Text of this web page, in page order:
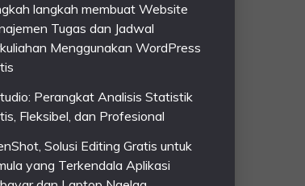
langkah membuat Website
Tugas dan Jadwal
Menggunakan WordPress
Perangkat Analisis Statistik
Fleksibel, dan Profesional
Solusi Editing Gratis untuk
yang Terkendala Aplikasi